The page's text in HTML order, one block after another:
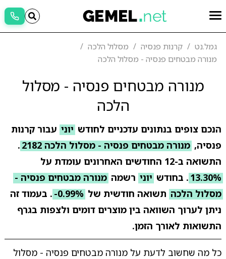
גמל.נט קרנות פנסיה
מסלול הלכה
מנורה מבטחים פנסיה - מסלול הלכה
מנורה מבטחים פנסיה - מסלול
הלכה
הנכם צופים בנתונים עדכניים לחודש יוני עבור קרנות
פנסיה, מנורה מבטחים פנסיה - מסלול הלכה 2182
.
התשואה ב-12 החודשים האחרונים עומדת על
13.30% . בחודש יוני רשמה מנורה מבטחים פנסיה -
מסלול הלכה תשואה חודשית של -0.99% . בעמוד זה
ניתן לערוך השוואה בין מוצרים דומים ולצפות בגרף
התשואות לאורך הזמן.
כל מה שחשוב לדעת על מנורה מבטחים פנסיה - מסלול